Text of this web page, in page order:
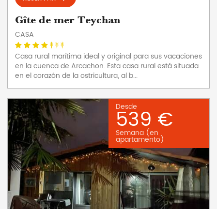
Gîte de mer Teychan
CASA
Casa rural marítima ideal y original para sus vacaciones
en la cuenca de Arcachon. Esta casa rural está situada
en el corazón de la ostricultura, al b...
Desde
539 €
Semana (en
apartamento)